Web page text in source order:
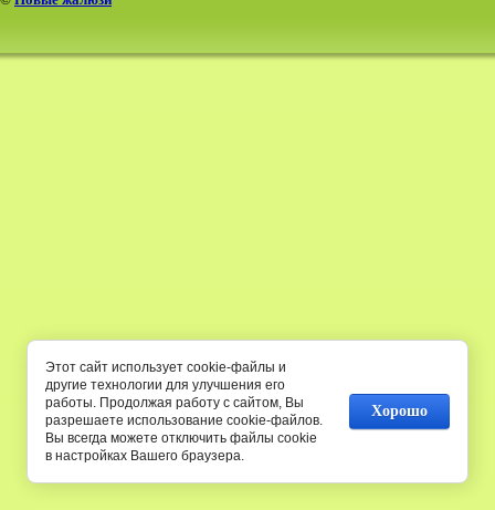
Этот сайт использует cookie-файлы и
другие технологии для улучшения его
работы. Продолжая работу с сайтом, Вы
разрешаете использование cookie-файлов.
Вы всегда можете отключить файлы cookie
в настройках Вашего браузера.
Хорошо